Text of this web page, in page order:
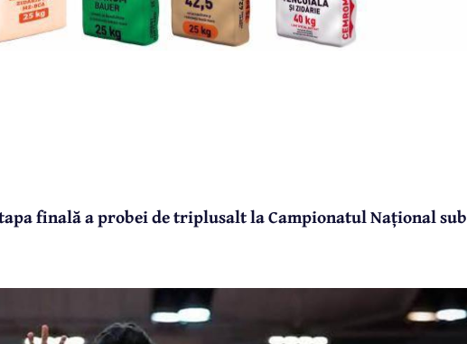
finală a probei de triplusalt la Campionatul Național sub